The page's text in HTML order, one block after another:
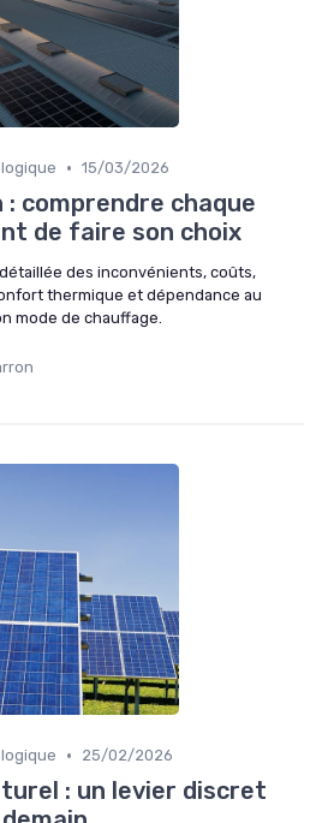
• 15/03/2026
comprendre chaque
de faire son choix
des inconvénients, coûts,
thermique et dépendance au
mode de chauffage.
• 25/02/2026
: un levier discret